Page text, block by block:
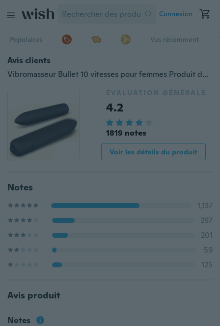
Connexion
Populaires Vus récemment
Avis clients
Vibromasseur Bullet 10 vitesses pour femmes Produit de jouets étanches
ÉVALUATION GÉNÉRALE
4.2
1819 notes
Voir les détails du produit
Notes
1,137
297
201
59
125
Avis produit
Notes